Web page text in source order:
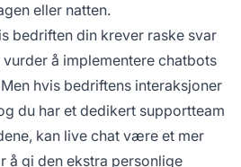
eller natten.
bedriften din krever raske svar
å implementere chatbots
hvis bedriftens interaksjoner
du har et dedikert supportteam
kan live chat være et mer
å gi den ekstra personlige